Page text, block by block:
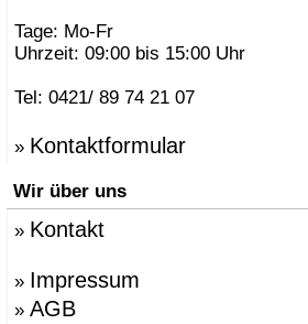
Tage: Mo-Fr
Uhrzeit: 09:00 bis 15:00 Uhr
Tel: 0421/ 89 74 21 07
» Kontaktformular
Wir über uns
» Kontakt
» Impressum
» AGB